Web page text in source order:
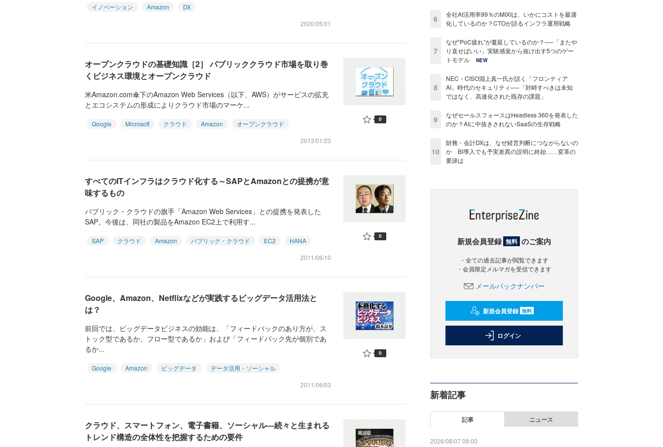
イノベーション Amazon
DX
2020/05/01
オープンクラウドの基礎知識［2］ パブリッククラウド市場を取り巻
くビジネス環境とオープンクラウド
米Amazon.com傘下のAmazon Web Services（以下、AWS）がサービスの拡充
とエコシステムの形成によりクラウド市場のマーケ...
Google Microsoft クラウド Amazon
オープンクラウド
2013/01/23
0
すべてのITインフラはクラウド化する～SAPとAmazonとの提携が意
味するもの
パブリック・クラウドの旗手「Amazon Web Services」との提携を発表した
SAP。今後は、同社の製品をAmazon EC2上で利用す...
SAP クラウド Amazon パブリック・クラウド EC2
HANA
2011/06/10
0
Google、Amazon、Netflixなどが実践するビッグデータ活用法と
は？
前回では、ビッグデータビジネスの効能は、「フィードバックのあり方が、ス
トック型であるか、フロー型であるか」および「フィードバック先が個別であ
るか...
Google Amazon ビッグデータ
データ活用・ソーシャル
2011/06/03
0
クラウド、スマートフォン、電子書籍、ソーシャル―続々と生まれる
トレンド構造の全体性を把握するための要件
6
全社AI活用率99％のMIXIは、いかにコストを最適
化しているのか？CTOが語るインフラ運用戦略
7
なぜ“PoC疲れ”が蔓延しているのか？──「またや
り直せばいい」実験感覚から抜け出す5つのゲー
トモデル
NEW
8
NEC・CISO淵上真一氏が説く「フロンティア
AI」時代のセキュリティ──「対峙すべきは未知
ではなく、高速化された既存の課題」
9
なぜセールスフォースはHeadless 360を発表した
のか？AIに中抜きされないSaaSの生存戦略
10
財務・会計DXは、なぜ経営判断につながらないの
か BI導入でも予実差異の説明に終始……変革の
要諦は
新規会員登録 無料 のご案内
・全ての過去記事が閲覧できます
・会員限定メルマガを受信できます
メールバックナンバー
新規会員登録 無料
ログイン
新着記事
記事 ニュース
2026/08/07 08:00